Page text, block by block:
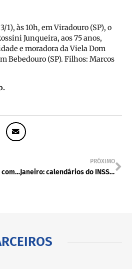
1), às 10h, em Viradouro (SP), o
Junqueira, aos 75 anos,
e moradora da Viela Dom
Bebedouro (SP). Filhos: Marcos
Bailinho em Bebedouro com tarde de música e convivência
PRÓXIMO
Janeiro: calendários do INSS, IPVA e Bolsa Família